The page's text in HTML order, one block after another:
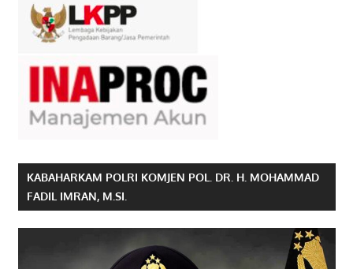
KABAHARKAM POLRI KOMJEN POL. DR. H. MOHAMMAD
FADIL IMRAN, M.SI.